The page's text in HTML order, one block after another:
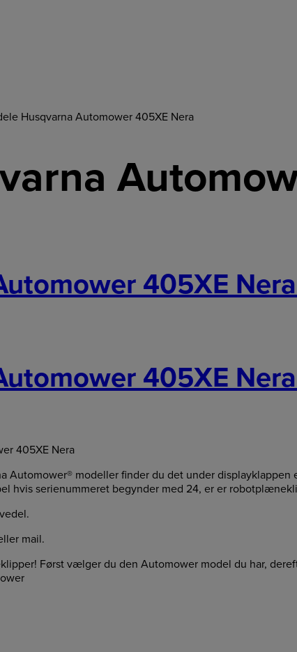
Husqvarna Automower 405XE Nera
405XE
405XE
405XE Nera
modeller finder du det under displayklappen
hvis serienummeret begynder med 24, er er
mail.
Først vælger du den Automower model du har,